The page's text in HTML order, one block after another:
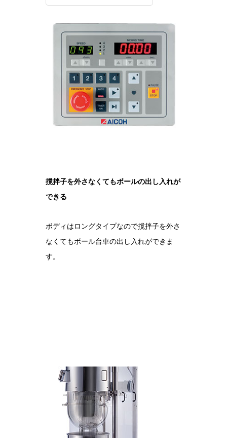
撹拌子を外さなくてもボールの出し入れが
できる
ボディはロングタイプなので撹拌子を外さ
なくてもボール台車の出し入れができま
す。